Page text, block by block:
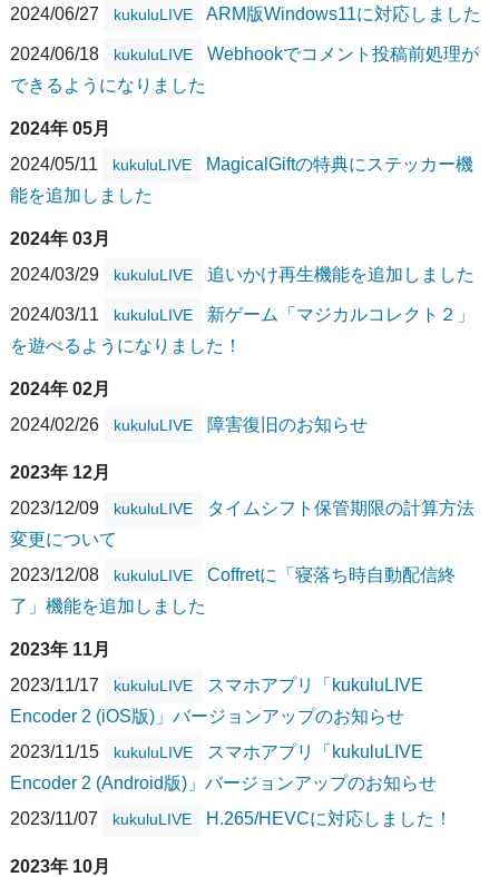
2024/06/27 kukuluLIVE ARM版Windows11に対応しました
2024/06/18 kukuluLIVE
Webhookでコメント投稿前処理が
できるようになりました
2024年 05月
2024/05/11
kukuluLIVE
MagicalGiftの特典にステッカー機
能を追加しました
2024年 03月
2024/03/29
kukuluLIVE 追いかけ再生機能を追加しました
2024/03/11 kukuluLIVE
新ゲーム「マジカルコレクト２」
を遊べるようになりました！
2024年 02月
2024/02/26
kukuluLIVE 障害復旧のお知らせ
2023年 12月
2023/12/09
kukuluLIVE
タイムシフト保管期限の計算方法
変更について
2023/12/08
kukuluLIVE
Coffretに「寝落ち時自動配信終
了」機能を追加しました
2023年 11月
2023/11/17
kukuluLIVE
スマホアプリ「kukuluLIVE
Encoder 2 (iOS版)」バージョンアップのお知らせ
2023/11/15
kukuluLIVE
スマホアプリ「kukuluLIVE
Encoder 2 (Android版)」バージョンアップのお知らせ
2023/11/07
kukuluLIVE H.265/HEVCに対応しました！
2023年 10月